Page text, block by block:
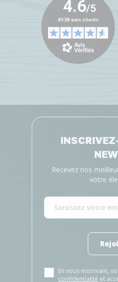
Recevez nos
votre
En vous inscrivant,
confidentialité et